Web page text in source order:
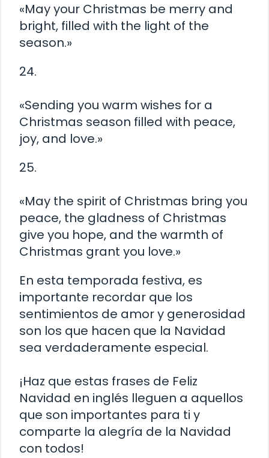
«May your Christmas be merry and
bright, filled with the light of the
season.»
24.
«Sending you warm wishes for a
Christmas season filled with peace,
joy, and love.»
25.
«May the spirit of Christmas bring you
peace, the gladness of Christmas
give you hope, and the warmth of
Christmas grant you love.»
En esta temporada festiva, es
importante recordar que los
sentimientos de amor y generosidad
son los que hacen que la Navidad
sea verdaderamente especial.
¡Haz que estas frases de Feliz
Navidad en inglés lleguen a aquellos
que son importantes para ti y
comparte la alegría de la Navidad
con todos!